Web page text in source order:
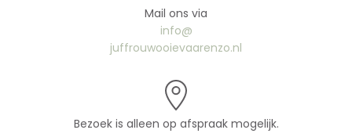
Mail ons via
info@
juffrouwooievaarenzo.nl
Bezoek is alleen op afspraak mogelijk.